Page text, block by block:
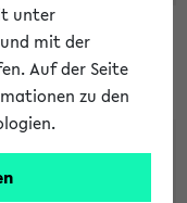
suchen Sie nach
unter
mit der
Auf der Seite
zu den